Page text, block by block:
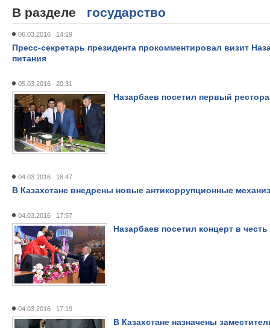
В разделе государство
06.03.2016 14:19
Пресс-секретарь президента прокомментировал визит
питания
05.03.2016 20:31
Назарбаев посетил первый
04.03.2016 18:47
В Казахстане внедрены новые антикоррупционные
04.03.2016 17:57
Назарбаев посетил концерт в
04.03.2016 17:19
В Казахстане назначены